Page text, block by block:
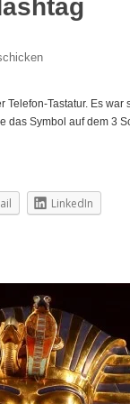
Tastatur. Es
das Symbol auf dem 3
LinkedIn